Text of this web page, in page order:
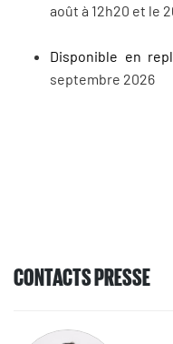
août à 12h20 et le
Disponible en
septembre 2026
CONTACTS PRESSE